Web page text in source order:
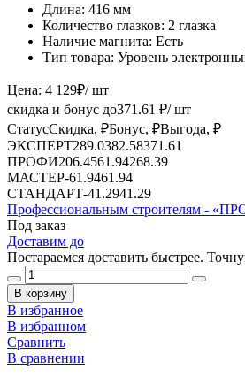
Длина: 416 мм
Количество глазков: 2 глазка
Наличие магнита: Есть
Тип товара: Уровень
Цена: 4 129₽/ шт
скидка и бонус до371.61 ₽/ шт
СтатусСкидка, ₽Бонус, ₽Выгода, ₽
ЭКСПЕРТ289.0382.58371.61
ПРОФИ206.4561.94268.39
МАСТЕР-61.9461.94
СТАНДАРТ-41.2941.29
Профессиональным строителям -
Под заказ
Доставим до
Постараемся доставить быстрее.
В корзину
В избранное
В избранном
Сравнить
В сравнении